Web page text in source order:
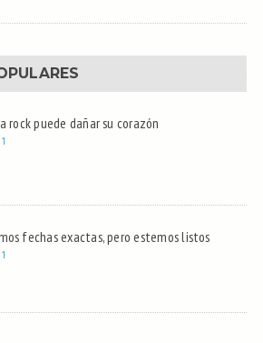
rock puede dañar su corazón
fechas exactas, pero estemos listos